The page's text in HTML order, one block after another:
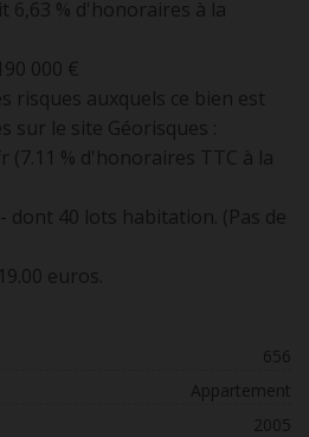
6,63 % d'honoraires à la
000 €
risques auxquels ce bien est
sur le site Géorisques :
(7.11 % d'honoraires TTC à la
dont 40 lots habitation. (Pas de
euros.
656
Appartement
2005